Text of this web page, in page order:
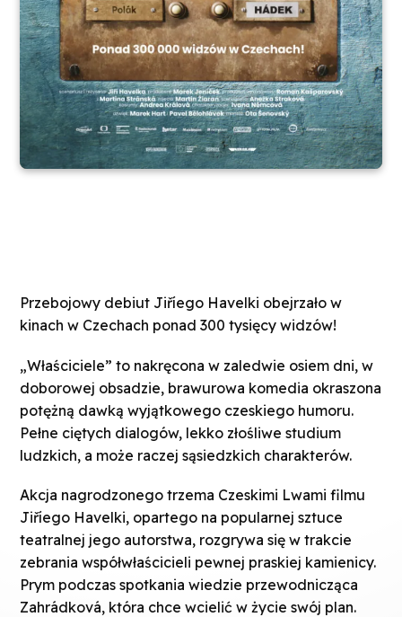
Przebojowy debiut Jiříego Havelki obejrzało w
kinach w Czechach ponad 300 tysięcy widzów!
„Właściciele” to nakręcona w zaledwie osiem dni, w
doborowej obsadzie, brawurowa komedia okraszona
potężną dawką wyjątkowego czeskiego humoru.
Pełne ciętych dialogów, lekko złośliwe studium
ludzkich, a może raczej sąsiedzkich charakterów.
Akcja nagrodzonego trzema Czeskimi Lwami filmu
Jiříego Havelki, opartego na popularnej sztuce
teatralnej jego autorstwa, rozgrywa się w trakcie
zebrania współwłaścicieli pewnej praskiej kamienicy.
Prym podczas spotkania wiedzie przewodnicząca
Zahrádková, która chce wcielić w życie swój plan.